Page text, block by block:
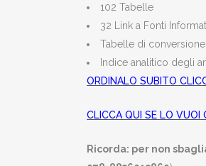
102 Tabelle
32 Link a Fonti
Tabelle di
Indice analitico degli
ORDINALO SUBITO
CLICCA QUI SE LO VUOI
Ricorda: per non